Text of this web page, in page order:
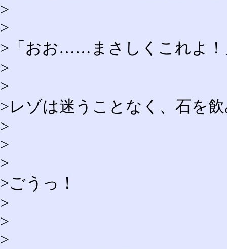
>
>
>「おお……まさしくこれよ！
>
>
>レゾは迷うことなく、石を
>
>
>
>ごうっ！
>
>
>